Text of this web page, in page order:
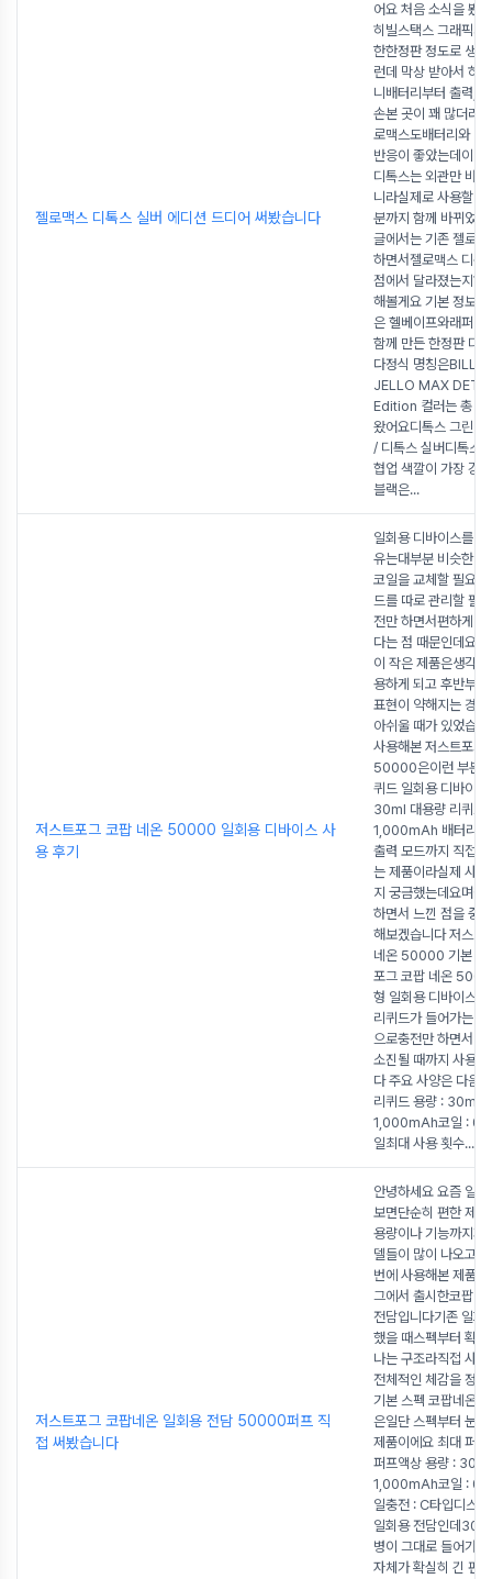
젤로맥스 디톡스 실버 에디션 드디어 써봤습니다
어요 처음 소식을 봤
히빌스택스 그래픽과
한한정판 정도로 생
런데 막상 받아서 하
니배터리부터 출력,
손본 곳이 꽤 많더라
로맥스도배터리와 맛
반응이 좋았는데이번
디톡스는 외관만 바
니라실제로 사용할
분까지 함께 바뀌었
글에서는 기존 젤로
하면서젤로맥스 디톡
점에서 달라졌는지하
해볼게요 기본 정보
은 헬베이프와래퍼
함께 만든 한정판 디
다정식 명칭은
JELLO MAX
Edition 컬러는 총 세
왔어요디톡스 그린 /
/ 디톡스 실버디톡스
협업 색깔이 가장 강
블랙은...
저스트포그 코팝 네온 50000 일회용 디바이스 사
용 후기
일회용 디바이스를
유는대부분 비슷한
코일을 교체할 필요
드를 따로 관리할 필
전만 하면서편하게
다는 점 때문인데요
이 작은 제품은생각
용하게 되고 후반부
표현이 약해지는 경
아쉬울 때가 있었습
사용해본 저스트포그
50000은이런 부분
퀴드 일회용 디바이
30ml 대용량 리퀴드
1,000mAh 배터리를
출력 모드까지 직접
는 제품이라실제 사
지 궁금했는데요며칠
하면서 느낀 점을 중
해보겠습니다 저스트
네온 50000 기본 정
포그 코팝 네온
형 일회용 디바이스
리퀴드가 들어가는
으로충전만 하면서액
소진될 때까지 사용
다 주요 사양은 다음
리퀴드 용량 : 30ml
1,000mAh코일 :
일최대 사용 횟수...
저스트포그 코팝네온 일회용 전담 50000퍼프 직
접 써봤습니다
안녕하세요 요즘 일
보면단순히 편한 제
용량이나 기능까지꽤
델들이 많이 나오고
번에 사용해본 제품
그에서 출시한코팝네
전담입니다기존 일회
했을 때스펙부터 확
나는 구조라직접 사
전체적인 체감을 정
기본 스펙 코팝네온
은일단 스펙부터 눈
제품이에요 최대 퍼
퍼프액상 용량 :
1,000mAh코일 :
일충전 : C타입디스
일회용 전담인데
병이 그대로 들어가
자체가 확실히 긴 편